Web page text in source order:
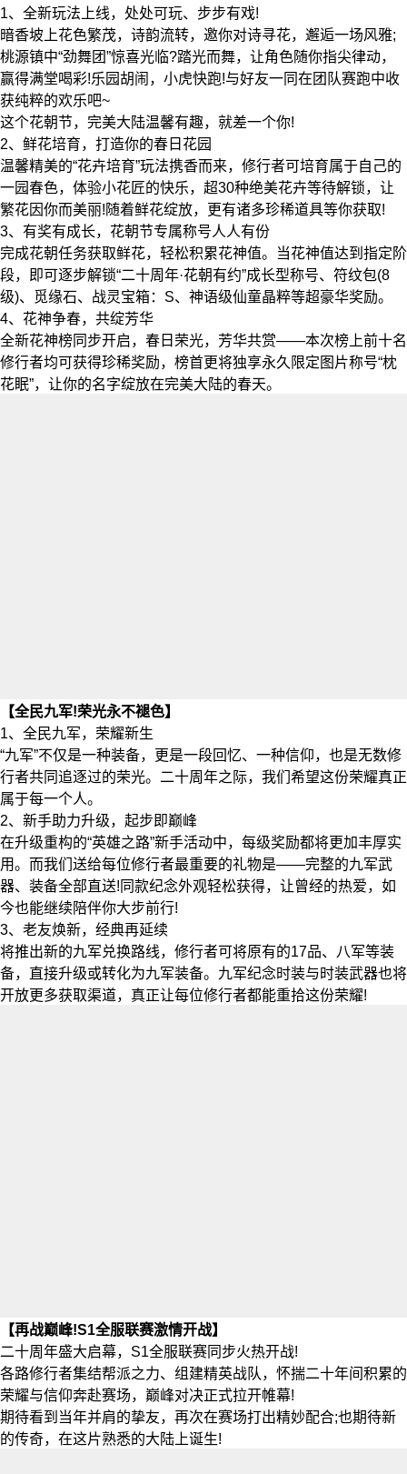
1、全新玩法上线，处处可玩、步步有戏!
暗香坡上花色繁茂，诗韵流转，邀你对诗寻花，邂逅一场风雅;
桃源镇中“劲舞团”惊喜光临?踏光而舞，让角色随你指尖律动，
赢得满堂喝彩!乐园胡闹，小虎快跑!与好友一同在团队赛跑中收
获纯粹的欢乐吧~
这个花朝节，完美大陆温馨有趣，就差一个你!
2、鲜花培育，打造你的春日花园
温馨精美的“花卉培育”玩法携香而来，修行者可培育属于自己的
一园春色，体验小花匠的快乐，超30种绝美花卉等待解锁，让
繁花因你而美丽!随着鲜花绽放，更有诸多珍稀道具等你获取!
3、有奖有成长，花朝节专属称号人人有份
完成花朝任务获取鲜花，轻松积累花神值。当花神值达到指定阶
段，即可逐步解锁“二十周年·花朝有约”成长型称号、符纹包(8
级)、觅缘石、战灵宝箱：S、神语级仙童晶粹等超豪华奖励。
4、花神争春，共绽芳华
全新花神榜同步开启，春日荣光，芳华共赏——本次榜上前十名
修行者均可获得珍稀奖励，榜首更将独享永久限定图片称号“枕
花眠”，让你的名字绽放在完美大陆的春天。
【全民九军!荣光永不褪色】
1、全民九军，荣耀新生
“九军”不仅是一种装备，更是一段回忆、一种信仰，也是无数修
行者共同追逐过的荣光。二十周年之际，我们希望这份荣耀真正
属于每一个人。
2、新手助力升级，起步即巅峰
在升级重构的“英雄之路”新手活动中，每级奖励都将更加丰厚实
用。而我们送给每位修行者最重要的礼物是——完整的九军武
器、装备全部直送!同款纪念外观轻松获得，让曾经的热爱，如
今也能继续陪伴你大步前行!
3、老友焕新，经典再延续
将推出新的九军兑换路线，修行者可将原有的17品、八军等装
备，直接升级或转化为九军装备。九军纪念时装与时装武器也将
开放更多获取渠道，真正让每位修行者都能重拾这份荣耀!
【再战巅峰!S1全服联赛激情开战】
二十周年盛大启幕，S1全服联赛同步火热开战!
各路修行者集结帮派之力、组建精英战队，怀揣二十年间积累的
荣耀与信仰奔赴赛场，巅峰对决正式拉开帷幕!
期待看到当年并肩的挚友，再次在赛场打出精妙配合;也期待新
的传奇，在这片熟悉的大陆上诞生!